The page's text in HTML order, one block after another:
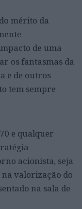
mérito da
de uma
os fantasmas da
e de outros
tem sempre
e qualquer
acionista, seja
valorização do
na sala de